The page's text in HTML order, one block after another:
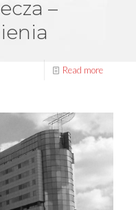
–
Read more